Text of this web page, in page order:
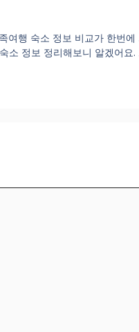
여행 숙소 정보 비교가 한번
소 정보 정리해보니 알겠어